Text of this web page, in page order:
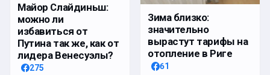
Майор Слайдиньш:
можно ли
избавиться от
Путина так же, как от
лидера Венесуэлы?
275
Зима близко:
значительно
вырастут тарифы на
отопление в Риге
61